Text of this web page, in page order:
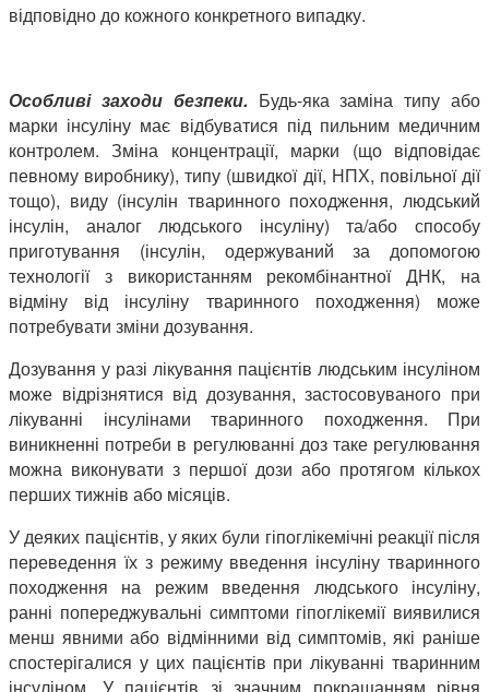
відповідно до кожного конкретного випадку.
Особливі заходи безпеки. Будь-яка заміна типу або
марки інсуліну має відбуватися під пильним медичним
контролем. Зміна концентрації, марки (що відповідає
певному виробнику), типу (швидкої дії, НПХ, повільної дії
тощо), виду (інсулін тваринного походження, людський
інсулін, аналог людського інсуліну) та/або способу
приготування (інсулін, одержуваний за допомогою
технології з використанням рекомбінантної ДНК, на
відміну від інсуліну тваринного походження) може
потребувати зміни дозування.
Дозування у разі лікування пацієнтів людським інсуліном
може відрізнятися від дозування, застосовуваного при
лікуванні інсулінами тваринного походження. При
виникненні потреби в регулюванні доз таке регулювання
можна виконувати з першої дози або протягом кількох
перших тижнів або місяців.
У деяких пацієнтів, у яких були гіпоглікемічні реакції після
переведення їх з режиму введення інсуліну тваринного
походження на режим введення людського інсуліну,
ранні попереджувальні симптоми гіпоглікемії виявилися
менш явними або відмінними від симптомів, які раніше
спостерігалися у цих пацієнтів при лікуванні тваринним
інсуліном. У пацієнтів зі значним покращанням рівня